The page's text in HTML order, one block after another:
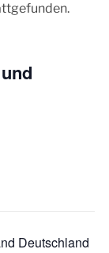
Deutschland